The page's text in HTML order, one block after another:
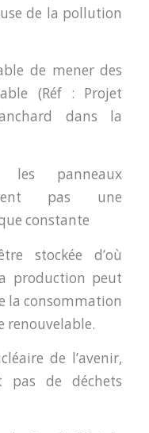
de la pollution
de mener des
(Réf : Projet
dans la
panneaux
pas une
constante
stockée d’où
production peut
la consommation
renouvelable.
de l’avenir,
de déchets